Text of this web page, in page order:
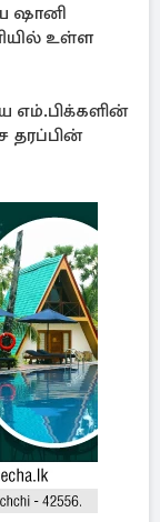
ஷானி
உள்ள
எம்.பிக்களின்
தரப்பின்